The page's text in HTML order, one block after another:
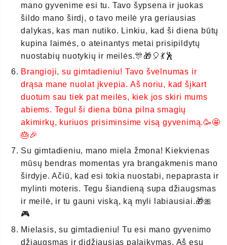
mano gyvenime esi tu. Tavo šypsena ir juokas
šildo mano širdį, o tavo meilė yra geriausias
dalykas, kas man nutiko. Linkiu, kad ši diena būtų
kupina laimės, o ateinantys metai prisipildytų
nuostabių nuotykių ir meilės.🎊🎁🎈💃🕺
Brangioji, su gimtadieniu! Tavo švelnumas ir
drąsa mane nuolat įkvepia. Aš noriu, kad šįkart
duotum sau tiek pat meilės, kiek jos skiri mums
abiems. Tegul ši diena būna pilna smagių
akimirkų, kuriuos prisiminsime visą gyvenimą.🥳🤩
🎂🎉
Su gimtadieniu, mano miela žmona! Kiekvienas
mūsų bendras momentas yra brangakmenis mano
širdyje. Ačiū, kad esi tokia nuostabi, nepaprasta ir
mylinti moteris. Tegu šiandieną supa džiaugsmas
ir meilė, ir tu gauni viską, ką myli labiausiai.🎁🎀
🎮
Mielasis, su gimtadieniu! Tu esi mano gyvenimo
džiaugsmas ir didžiausias palaikymas. Aš esu